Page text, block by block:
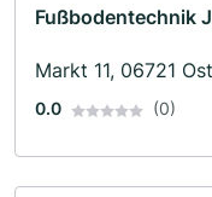
Fußbodentechnik
Markt 11, 06721
0.0 (0)